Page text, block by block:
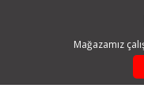
Mağazamız